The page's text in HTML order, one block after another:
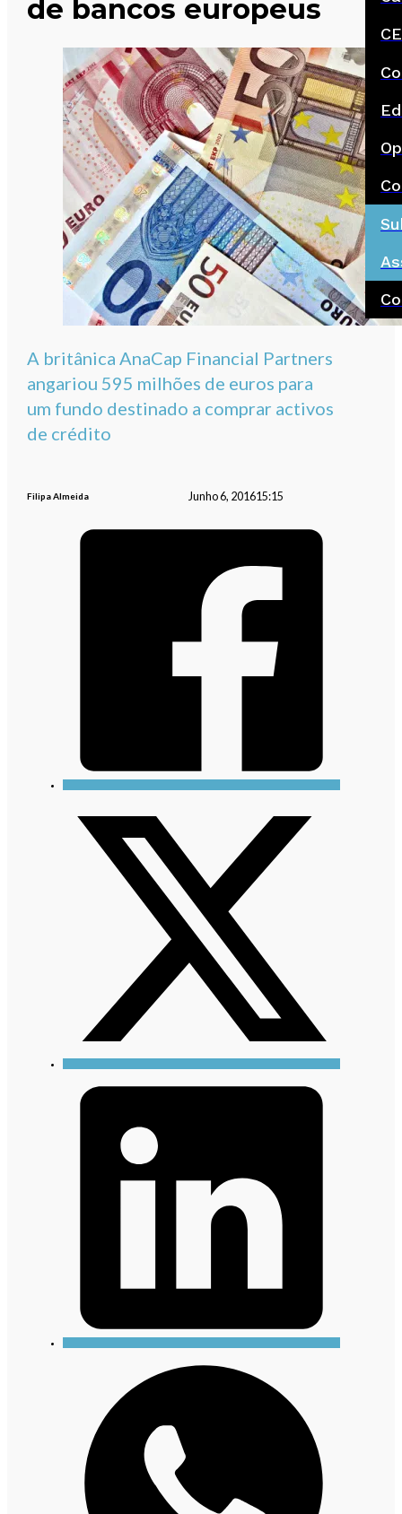
de bancos europeus
A britânica AnaCap Financial Partners
angariou 595 milhões de euros para
um fundo destinado a comprar activos
de crédito
Filipa Almeida Junho 6, 201615:15